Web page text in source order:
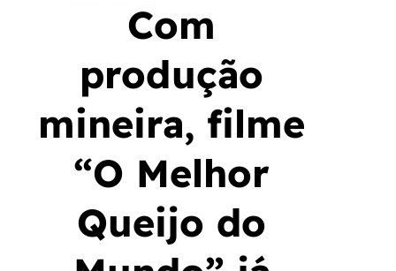
Com
produção
mineira, filme
“O Melhor
Queijo do